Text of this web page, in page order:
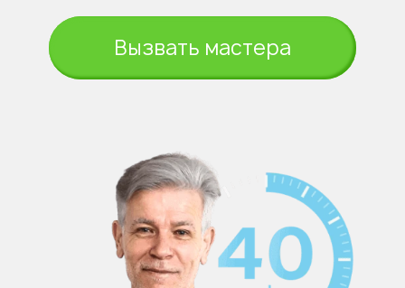
Вызвать мастера